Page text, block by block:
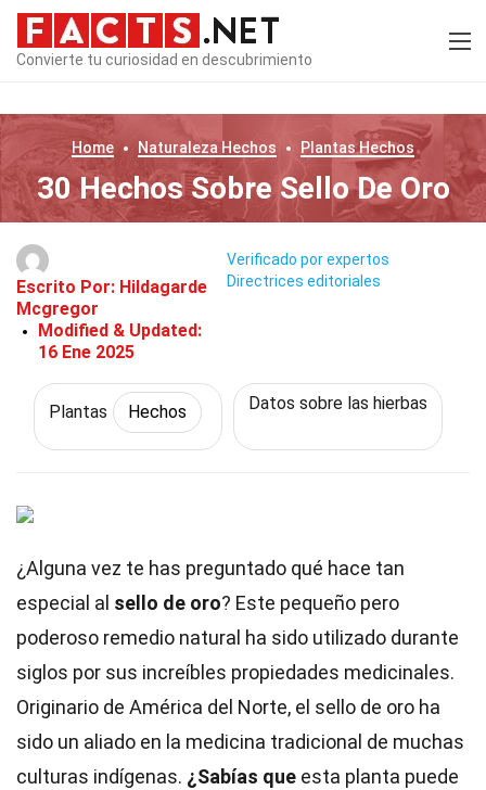
Convierte tu curiosidad en descubrimiento
Home Naturaleza Hechos PlantasHechos
30 Hechos Sobre Sello De Oro
Escrito Por: Hildagarde
Mcgregor
Modified & Updated:
16 Ene 2025
Verificado por expertos
Directrices editoriales
Plantas Hechos Datos sobre las hierbas
¿Alguna vez te has preguntado qué hace tan
especial al sello de oro? Este pequeño pero
poderoso remedio natural ha sido utilizado durante
siglos por sus increíbles propiedades medicinales.
Originario de América del Norte, el sello de oro ha
sido un aliado en la medicina tradicional de muchas
culturas indígenas. ¿Sabías que esta planta puede